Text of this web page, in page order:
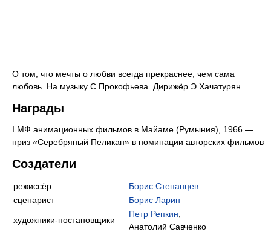
О том, что мечты о любви всегда прекраснее, чем сама
любовь. На музыку С.Прокофьева. Дирижёр Э.Хачатурян.
Награды
I МФ анимационных фильмов в Майаме (Румыния), 1966 —
приз «Серебряный Пеликан» в номинации авторских фильмов
Создатели
режиссёр
Борис Степанцев
сценарист
Борис Ларин
художники-постановщики
Петр Репкин
Анатолий Савченко